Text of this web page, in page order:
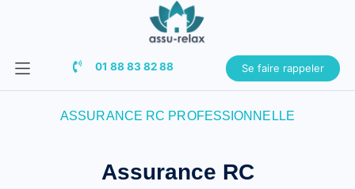
01 88 83 82 88 Se faire rappeler
ASSURANCE RC PROFESSIONNELLE
Assurance RC